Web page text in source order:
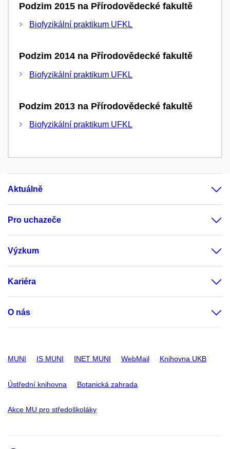
Podzim 2015 na Přírodovědecké fakultě
Biofyzikální praktikum UFKL
Podzim 2014 na Přírodovědecké fakultě
Biofyzikální praktikum UFKL
Podzim 2013 na Přírodovědecké fakultě
Biofyzikální praktikum UFKL
Aktuálně
Pro uchazeče
Výzkum
Kariéra
O nás
MUNI IS MUNI INET MUNI WebMail Knihovna UKB
Ústřední knihovna Botanická zahrada
Akce MU pro středoškoláky